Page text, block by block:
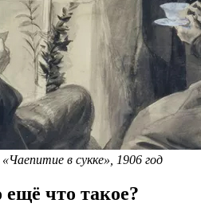
в сукке», 1906 год
что такое?